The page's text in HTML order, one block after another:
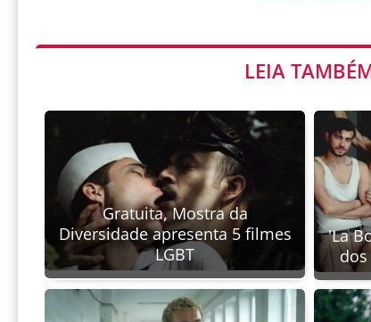
LEIA
Gratuita, Mostra da
Diversidade apresenta 5 filmes
LGBT
'La
dos